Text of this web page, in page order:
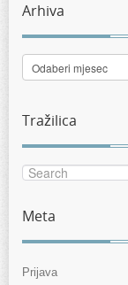
Arhiva
Arhiva
Tražilica
Meta
Prijava